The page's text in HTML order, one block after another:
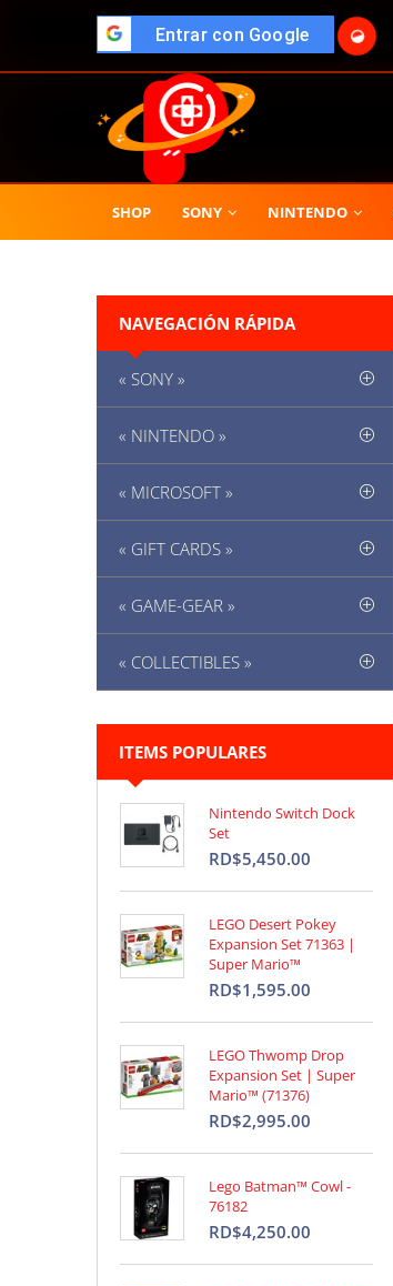
Entrar con Google 🌓
SHOP SONY NINTENDO
NAVEGACIÓN RÁPIDA
« SONY »
« NINTENDO »
« MICROSOFT »
« GIFT CARDS »
« GAME-GEAR »
« COLLECTIBLES »
ITEMS POPULARES
Nintendo Switch Dock
Set
RD$5,450.00
LEGO Desert Pokey
Expansion Set 71363 |
Super Mario™
RD$1,595.00
LEGO Thwomp Drop
Expansion Set | Super
Mario™ (71376)
RD$2,995.00
Lego Batman™ Cowl -
76182
RD$4,250.00